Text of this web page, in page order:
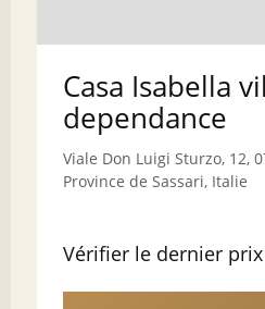
Casa Isabella
dependance
Viale Don Luigi Sturzo, 12,
Province de Sassari, Italie
Vérifier le dernier prix